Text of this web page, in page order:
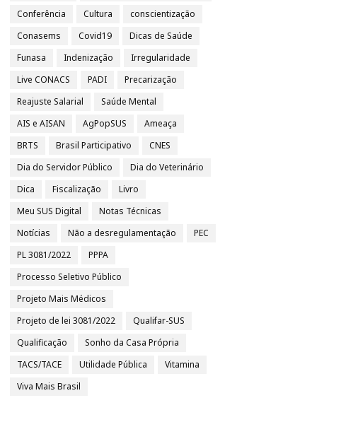
Conferência
Cultura
conscientização
Conasems
Covid19
Dicas de Saúde
Funasa
Indenização
Irregularidade
Live CONACS
PADI
Precarização
Reajuste Salarial
Saúde Mental
AIS e AISAN
AgPopSUS
Ameaça
BRTS
Brasil Participativo
CNES
Dia do Servidor Público
Dia do Veterinário
Dica
Fiscalização
Livro
Meu SUS Digital
Notas Técnicas
Notícias
Não a desregulamentação
PEC
PL 3081/2022
PPPA
Processo Seletivo Público
Projeto Mais Médicos
Projeto de lei 3081/2022
Qualifar-SUS
Qualificação
Sonho da Casa Própria
TACS/TACE
Utilidade Pública
Vitamina
Viva Mais Brasil